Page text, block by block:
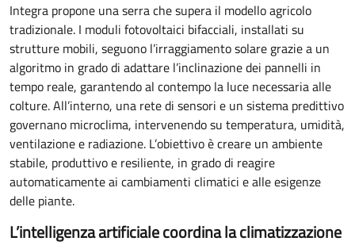
Integra propone una serra che supera il modello agricolo
tradizionale. I moduli fotovoltaici bifacciali, installati su
strutture mobili, seguono l’irraggiamento solare grazie a un
algoritmo in grado di adattare l’inclinazione dei pannelli in
tempo reale, garantendo al contempo la luce necessaria alle
colture. All’interno, una rete di sensori e un sistema predittivo
governano microclima, intervenendo su temperatura, umidità,
ventilazione e radiazione. L’obiettivo è creare un ambiente
stabile, produttivo e resiliente, in grado di reagire
automaticamente ai cambiamenti climatici e alle esigenze
delle piante.
L’intelligenza artificiale coordina la climatizzazione